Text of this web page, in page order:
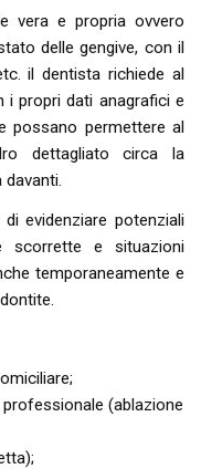
vera e propria ovvero
delle gengive, con il
il dentista richiede al
i propri dati anagrafici e
possano permettere al
dettagliato circa la
evidenziare potenziali
scorrette e situazioni
temporaneamente e
(ablazione